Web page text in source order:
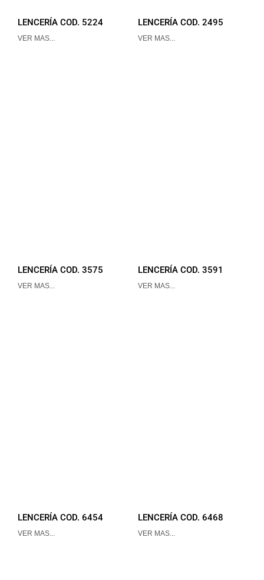
LENCERÍA COD. 5224
VER MAS...
LENCERÍA COD. 2495
VER MAS...
LENCERÍA COD. 3575
VER MAS...
LENCERÍA COD. 3591
VER MAS...
LENCERÍA COD. 6454
VER MAS...
LENCERÍA COD. 6468
VER MAS...